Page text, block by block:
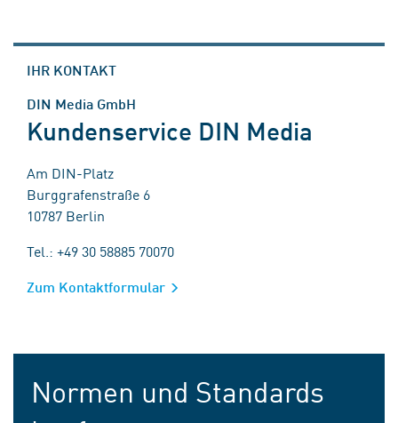
IHR KONTAKT
DIN Media GmbH
Kundenservice DIN Media
Am DIN-Platz
Burggrafenstraße 6
10787 Berlin
Tel.: +49 30 58885 70070
Zum Kontaktformular
Normen und Standards